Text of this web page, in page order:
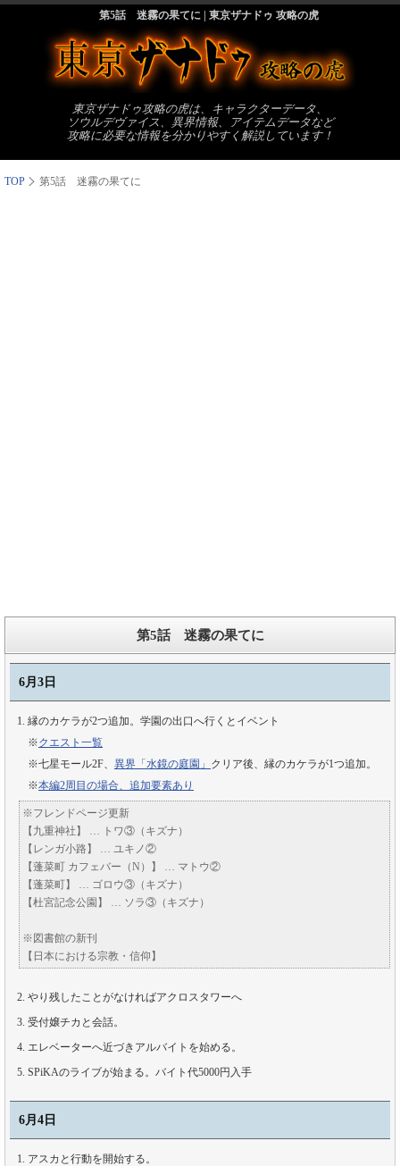
第5話 迷霧の果てに | 東京ザナドゥ 攻略の虎
東京ザナドゥ攻略の虎は、キャラクターデータ、
ソウルデヴァイス、異界情報、アイテムデータなど
攻略に必要な情報を分かりやすく解説しています！
TOP 第5話 迷霧の果てに
第5話 迷霧の果てに
6月3日
縁のカケラが2つ追加。学園の出口へ行くとイベント
※クエスト一覧
※七星モール2F、 異界「水鏡の庭園」 クリア後、縁のカケラが1つ追加。
※本編2周目の場合、追加要素あり
※フレンドページ更新
【九重神社】 … トワ③（キズナ）
【レンガ小路】 … ユキノ②
【蓬菜町 カフェバー（N）】 … マトウ②
【蓬菜町】 … ゴロウ③（キズナ）
【杜宮記念公園】 … ソラ③（キズナ）
※図書館の新刊
【日本における宗教・信仰】
やり残したことがなければアクロスタワーへ
受付嬢チカと会話。
エレベーターへ近づきアルバイトを始める。
SPiKAのライブが始まる。バイト代5000円入手
6月4日
アスカと行動を開始する。